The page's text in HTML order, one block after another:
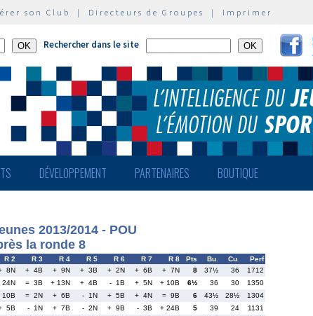
son Club | Directeurs de Groupes | Imprimer
Rechercher dans le site
DÉVELOPPEMENT PARTENAIRES BOUTIQUE
2013/2014 - POU
la ronde 8
R 2 R 3 R 4 R 5 R 6 R 7 R 8 Pts Bu. Cu.
Perf
8N + 4B + 9N + 3B + 2N + 6B + 7N 8 37½ 36
1712
24N = 3B + 13N + 4B - 1B + 5N + 10B 6½ 36 30
1350
10B = 2N + 6B - 1N + 5B + 4N = 9B 6 43½ 28½
1304
5B - 1N + 7B - 2N + 9B - 3B + 24B 5 39 24
1131